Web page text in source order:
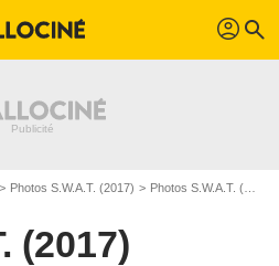
profil search
Photos S.W.A.T. (2017) Photos S.W.A.T. (2017) S04
(2017)